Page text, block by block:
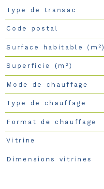
Caractéristiques Valeurs
Type de transac
Code postal
Surface habitable (m²)
Superficie (m²)
Mode de chauffage
Type de chauffage
Format de chauffage
Vitrine
Dimensions vitrines